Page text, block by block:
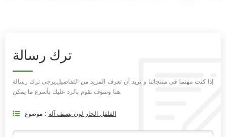
ترك رسالة
إذا كنت مهتما في منتجاتنا و تريد أن تعرف المزيد من التفاصيل,يرجى ترك رسالة
هنا وسوف نقوم بالرد عليك بأسرع ما يمكن.
موضوع : الفلفل الحار لون يصنف آلة